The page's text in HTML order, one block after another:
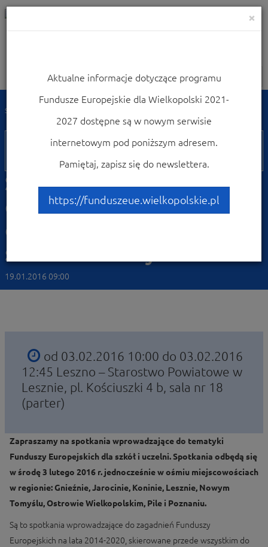
Nawigacja
Strona główna
03
lutego
Środa z funduszami na
edukację, infrastrukturę
edukacyjną oraz
szkolnictwo wyższe
19.01.2016 09:00
od 03.02.2016 10:00 do 03.02.2016
12:45 Leszno – Starostwo Powiatowe w
Lesznie, pl. Kościuszki 4 b, sala nr 18
(parter)
Zapraszamy na spotkania wprowadzające do tematyki
Funduszy Europejskich dla szkół i uczelni. Spotkania odbędą się
w środę 3 lutego 2016 r. jednocześnie w ośmiu miejscowościach
w regionie: Gnieźnie, Jarocinie, Koninie, Lesznie, Nowym
Tomyślu, Ostrowie Wielkopolskim, Pile i Poznaniu.
Są to spotkania wprowadzające do zagadnień Funduszy
Europejskich na lata 2014-2020, skierowane przede wszystkim do
×
Aktualne informacje dotyczące programu
Fundusze Europejskie dla Wielkopolski 2021-
2027 dostępne są w nowym serwisie
internetowym pod poniższym adresem.
Pamiętaj, zapisz się do newslettera.
https://funduszeue.wielkopolskie.pl